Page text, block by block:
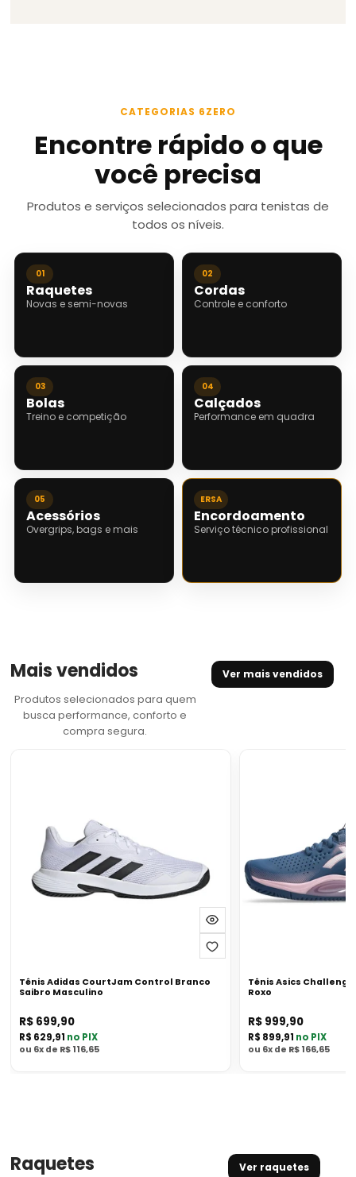
CATEGORIAS 6ZERO
Encontre rápido o que
você precisa
Produtos e serviços selecionados para tenistas de
todos os níveis.
01
Raquetes
Novas e semi-novas
02
Cordas
Controle e conforto
03
Bolas
Treino e competição
04
Calçados
Performance em quadra
05
Acessórios
Overgrips, bags e mais
ERSA
Encordoamento
Serviço técnico profissional
Mais vendidos
Produtos selecionados para quem
busca performance, conforto e
compra segura.
Ver mais vendidos
Branco
Saibro
Masculino
Tênis Adidas CourtJam Control Branco
Saibro Masculino
Preço
atual
R$ 699,90
Preço
PIX
R$ 629,91 no PIX
Informações
ou 6x de R$ 116,65
Feminio
Roxo
Tênis Asics
Roxo
Preço
atual
R$ 999,90
Preço
PIX
R$ 899,91 no PIX
Informações
ou 6x de R$ 166,65
Raquetes Ver raquetes